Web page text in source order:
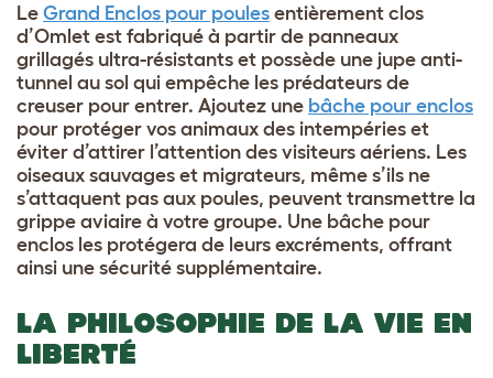
Le Grand Enclos pour poules entièrement clos
d’Omlet est fabriqué à partir de panneaux
grillagés ultra-résistants et possède une jupe anti-
tunnel au sol qui empêche les prédateurs de
creuser pour entrer. Ajoutez une bâche pour enclos
pour protéger vos animaux des intempéries et
éviter d’attirer l’attention des visiteurs aériens. Les
oiseaux sauvages et migrateurs, même s’ils ne
s’attaquent pas aux poules, peuvent transmettre la
grippe aviaire à votre groupe. Une bâche pour
enclos les protégera de leurs excréments, offrant
ainsi une sécurité supplémentaire.
LA PHILOSOPHIE DE LA VIE EN
LIBERTÉ